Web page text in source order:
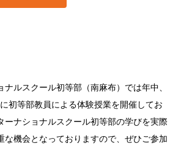
ナルスクール初等部（南麻布）では年中、
初等部教員による体験授業を開催してお
ーナショナルスクール初等部の学びを実際
な機会となっておりますので、ぜひご参加